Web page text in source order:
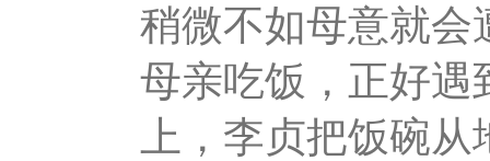
稍微不如母意就会
母亲吃饭，正好遇
上，李贞把饭碗